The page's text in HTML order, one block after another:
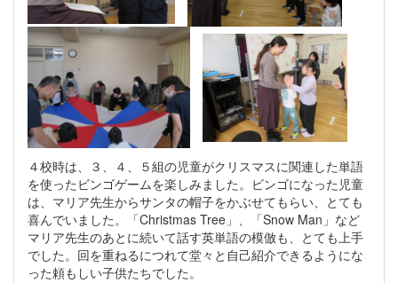
４校時は、３、４、５組の児童がクリスマスに関連した単語
を使ったビンゴゲームを楽しみました。ビンゴになった児童
は、マリア先生からサンタの帽子をかぶせてもらい、とても
喜んでいました。「Christmas Tree」、「Snow Man」など
マリア先生のあとに続いて話す英単語の模倣も、とても上手
でした。回を重ねるにつれて堂々と自己紹介できるようにな
った頼もしい子供たちでした。